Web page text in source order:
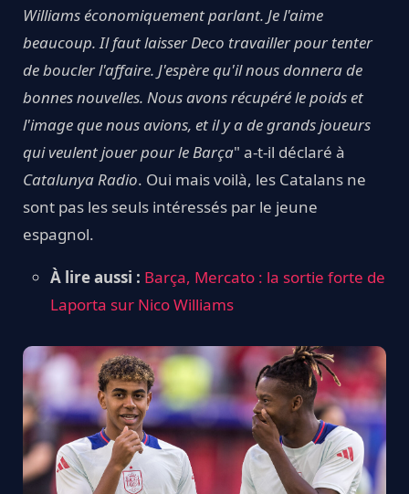
Williams économiquement parlant. Je l'aime
beaucoup. Il faut laisser Deco travailler pour tenter
de boucler l'affaire. J'espère qu'il nous donnera de
bonnes nouvelles. Nous avons récupéré le poids et
l'image que nous avions, et il y a de grands joueurs
qui veulent jouer pour le Barça" a-t-il déclaré à
Catalunya Radio. Oui mais voilà, les Catalans ne
sont pas les seuls intéressés par le jeune
espagnol.
À lire aussi : Barça, Mercato : la sortie forte de
Laporta sur Nico Williams